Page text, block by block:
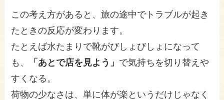
この考え方があると、旅の途中でトラブルが起き
たときの反応が変わります。
たとえば水たまりで靴がびしょびしょになって
も、
「あとで店を見よう」 で気持ちを切り替えや
すくなる。
荷物の少なさは、単に体が楽というだけじゃなく